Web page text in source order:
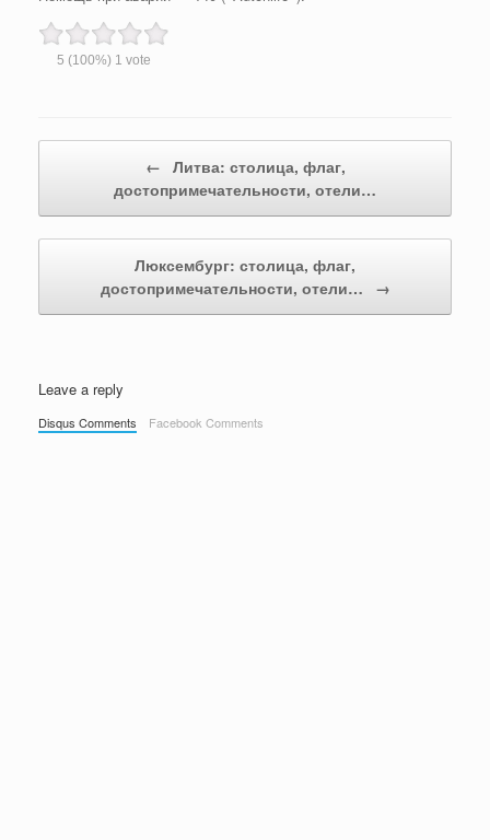
5 (100%) 1 vote
Post navigation
← Литва: столица, флаг,
достопримечательности, отели…
Люксембург: столица, флаг,
достопримечательности, отели…
→
Leave a reply
Disqus Comments Facebook Comments